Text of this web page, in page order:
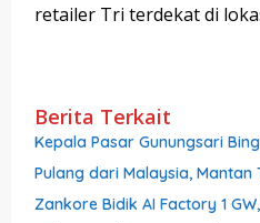
retailer Tri terdekat di
Berita Terkait
Kepala Pasar Gunungsari
Pulang dari Malaysia, Mantan
Zankore Bidik AI Factory 1